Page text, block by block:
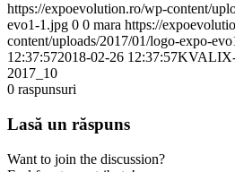
https://expoevolution.ro/wp-content/
evo1-1.jpg 0 0 mara https://
content/uploads/2017/01/logo-expo-
12:37:572018-02-26 12:37:57
2017_10
0 raspunsuri
Lasă un răspuns
Want to join the discussion?